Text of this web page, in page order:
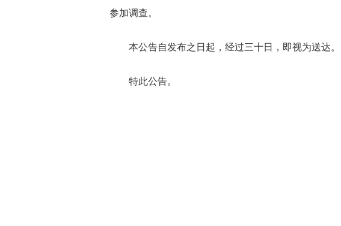
参加调查。
本公告自发布之日起，经过三十日，即视为送达。
特此公告。